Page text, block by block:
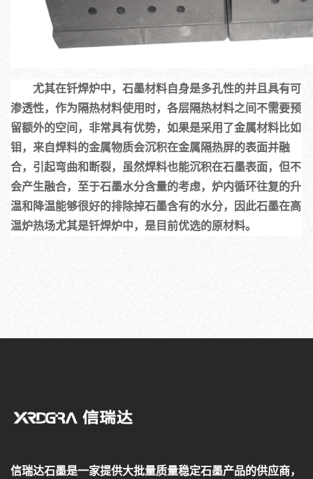
尤其在钎焊炉中，石墨材料自身是多孔性的并且具有可
渗透性，作为隔热材料使用时，各层隔热材料之间不需要预
留额外的空间，非常具有优势，如果是采用了金属材料比如
钼，来自焊料的金属物质会沉积在金属隔热屏的表面并融
合，引起弯曲和断裂，虽然焊料也能沉积在石墨表面，但不
会产生融合，至于石墨水分含量的考虑，炉内循环往复的升
温和降温能够很好的排除掉石墨含有的水分，因此石墨在高
温炉热场尤其是钎焊炉中，是目前优选的原材料。
信瑞达石墨是一家提供大批量质量稳定石墨产品的供应商，